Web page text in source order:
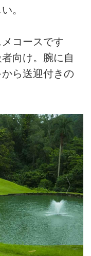
。
コースです
向け。腕に自
ら送迎付きの